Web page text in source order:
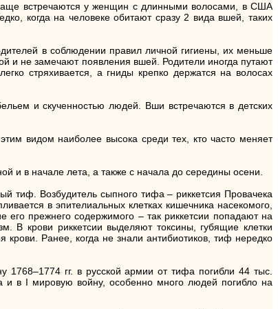
встречаются у женщин с длинными волосами, в США
когда на человеке обитают сразу 2 вида вшей, таких
в соблюдении правил личной гигиены, их меньше
и не замечают появления вшей. Родители иногда путают
стряхивается, а гниды крепко держатся на волосах
и скученностью людей. Вши встречаются в детских
видом наиболее высока среди тех, кто часто меняет
и в начале лета, а также с начала до середины осени.
тиф. Возбудитель сыпного тифа – риккетсия Провачека
в эпителиальных клетках кишечника насекомого,
его прежнего содержимого – так риккетсии попадают на
В крови риккетсии выделяют токсины, губящие клетки
крови. Ранее, когда не знали антибиотиков, тиф нередко
гг. в русской армии от тифа погибли 44 тыс.
в I мировую войну, особенно много людей погибло на